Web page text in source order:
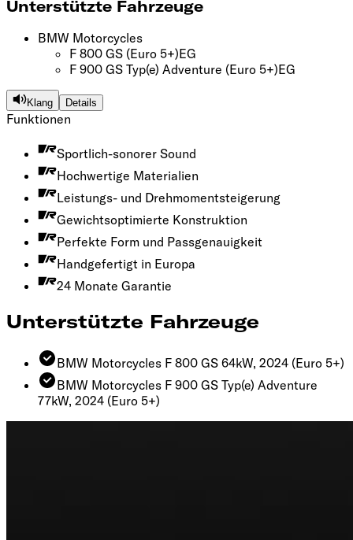
Unterstützte Fahrzeuge
BMW Motorcycles
F 800 GS (Euro 5+)EG
F 900 GS Typ(e) Adventure (Euro 5+)EG
Klang Details
Funktionen
Sportlich-sonorer Sound
Hochwertige Materialien
Leistungs- und Drehmomentsteigerung
Gewichtsoptimierte Konstruktion
Perfekte Form und Passgenauigkeit
Handgefertigt in Europa
24 Monate Garantie
Unterstützte Fahrzeuge
BMW Motorcycles F 800 GS 64kW, 2024 (Euro 5+)
BMW Motorcycles F 900 GS Typ(e) Adventure
77kW, 2024 (Euro 5+)